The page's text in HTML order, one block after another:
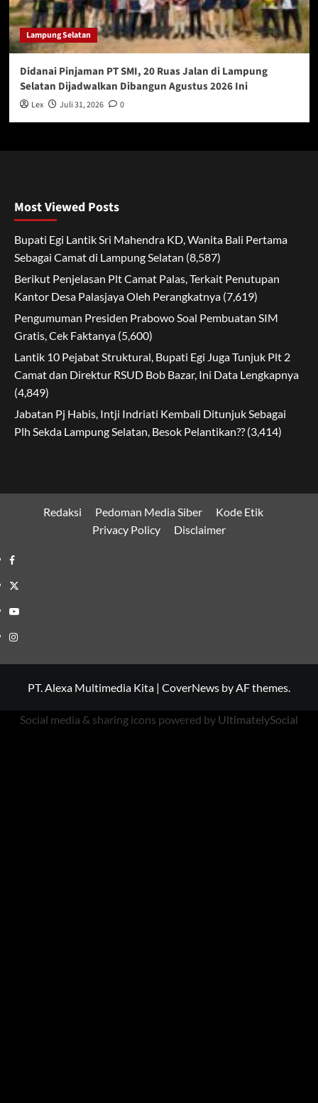
Lampung Selatan
Didanai Pinjaman PT SMI, 20 Ruas Jalan di Lampung
Selatan Dijadwalkan Dibangun Agustus 2026 Ini
Lex Juli 31, 2026 0
Most Viewed Posts
Bupati Egi Lantik Sri Mahendra KD, Wanita Bali Pertama
Sebagai Camat di Lampung Selatan (8,587)
Berikut Penjelasan Plt Camat Palas, Terkait Penutupan
Kantor Desa Palasjaya Oleh Perangkatnya (7,619)
Pengumuman Presiden Prabowo Soal Pembuatan SIM
Gratis, Cek Faktanya (5,600)
Lantik 10 Pejabat Struktural, Bupati Egi Juga Tunjuk Plt 2
Camat dan Direktur RSUD Bob Bazar, Ini Data Lengkapnya
(4,849)
Jabatan Pj Habis, Intji Indriati Kembali Ditunjuk Sebagai
Plh Sekda Lampung Selatan, Besok Pelantikan?? (3,414)
Redaksi Pedoman Media Siber
Kode Etik
Privacy Policy
Disclaimer
Facebook
Twitter
Youtube
Instagram
PT. Alexa Multimedia Kita | CoverNews by AF themes.
Social media & sharing icons powered by UltimatelySocial